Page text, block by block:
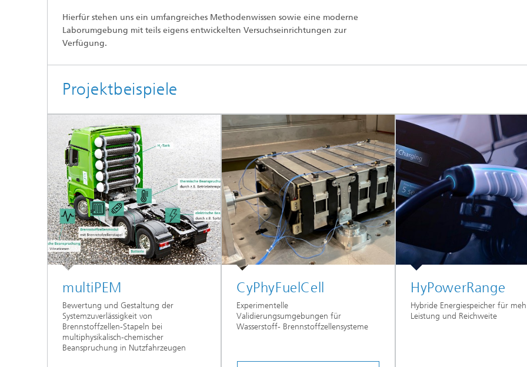
Hierfür stehen uns ein umfangreiches Methodenwissen sowie eine moderne
Laborumgebung mit teils eigens entwickelten Versuchseinrichtungen zur
Verfügung.
Projektbeispiele
multiPEM
Bewertung und Gestaltung der
Systemzuverlässigkeit von
Brennstoffzellen-Stapeln bei
multiphysikalisch-chemischer
Beanspruchung in Nutzfahrzeugen
CyPhyFuelCell
Experimentelle
Validierungsumgebungen für
Wasserstoff- Brennstoffzellensysteme
HyPowerRange
Hybride Energiespeicher für
Leistung und Reichweite